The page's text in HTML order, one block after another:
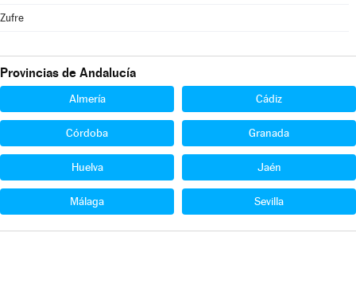
Zufre
Provincias de Andalucía
Almería Cádiz
Córdoba Granada
Huelva Jaén
Málaga Sevilla